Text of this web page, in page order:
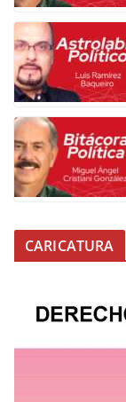
CARICATURA